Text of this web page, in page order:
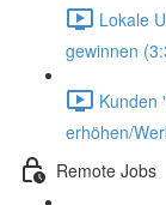
Lokale
gewinnen
Kunden
erhöhen/
Remote Jobs